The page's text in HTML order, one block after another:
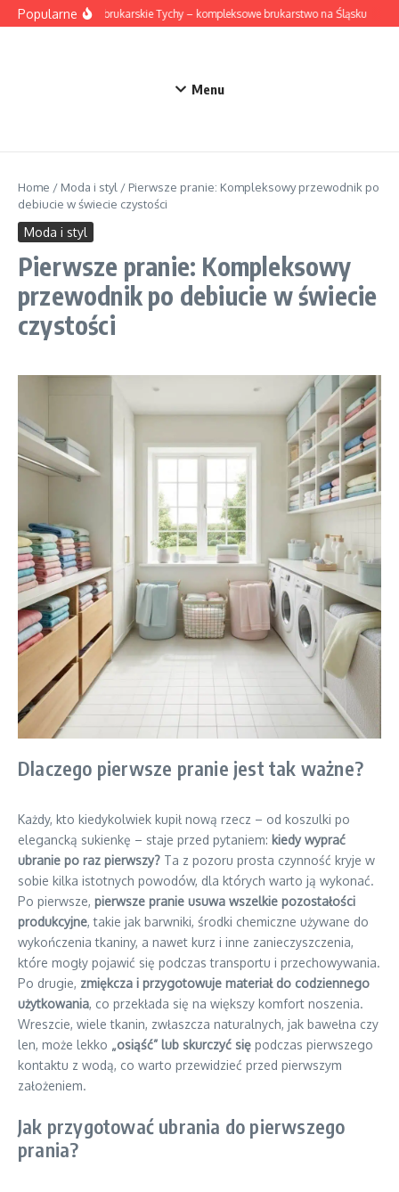
Przejdź do treści
PopularneRoboty brukarskie Tychy – kompleksowe brukarstwo na Śląsku
Menu
Home / Moda i styl / Pierwsze pranie: Kompleksowy przewodnik po
debiucie w świecie czystości
Moda i styl
Pierwsze pranie: Kompleksowy
przewodnik po debiucie w świecie
czystości
Dlaczego pierwsze pranie jest tak ważne?
Każdy, kto kiedykolwiek kupił nową rzecz – od koszulki po
elegancką sukienkę – staje przed pytaniem: kiedy wyprać
ubranie po raz pierwszy? Ta z pozoru prosta czynność kryje w
sobie kilka istotnych powodów, dla których warto ją wykonać.
Po pierwsze, pierwsze pranie usuwa wszelkie pozostałości
produkcyjne, takie jak barwniki, środki chemiczne używane do
wykończenia tkaniny, a nawet kurz i inne zanieczyszczenia,
które mogły pojawić się podczas transportu i przechowywania.
Po drugie, zmiękcza i przygotowuje materiał do codziennego
użytkowania, co przekłada się na większy komfort noszenia.
Wreszcie, wiele tkanin, zwłaszcza naturalnych, jak bawełna czy
len, może lekko „osiąść” lub skurczyć się podczas pierwszego
kontaktu z wodą, co warto przewidzieć przed pierwszym
założeniem.
Jak przygotować ubrania do pierwszego
prania?